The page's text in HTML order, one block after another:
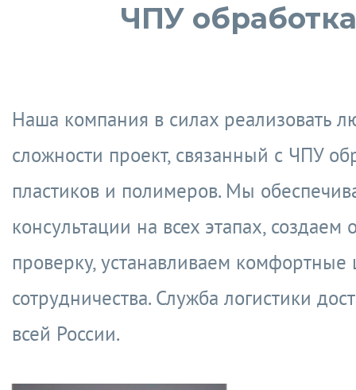
ЧПУ обработка
Наша компания в силах реализовать
сложности проект, связанный с ЧПУ
пластиков и полимеров. Мы
консультации на всех этапах, создаем
проверку, устанавливаем
сотрудничества. Служба логистики
всей России.